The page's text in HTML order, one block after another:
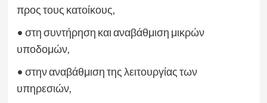
προς τους κατοίκους,
• στη συντήρηση και αναβάθμιση μικρών
υποδομών,
• στην αναβάθμιση της λειτουργίας των
υπηρεσιών,